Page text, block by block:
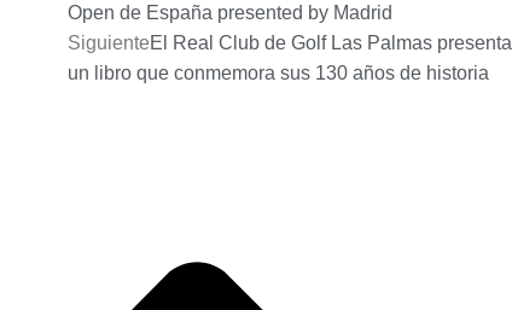
Open de España presented by Madrid
SiguienteEl Real Club de Golf Las Palmas presenta
un libro que conmemora sus 130 años de historia